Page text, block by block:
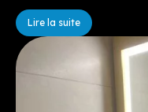
Lire la suite